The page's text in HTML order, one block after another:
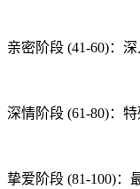
亲密阶段 (41-60)：
深情阶段 (61-80)：
挚爱阶段 (81-100)：